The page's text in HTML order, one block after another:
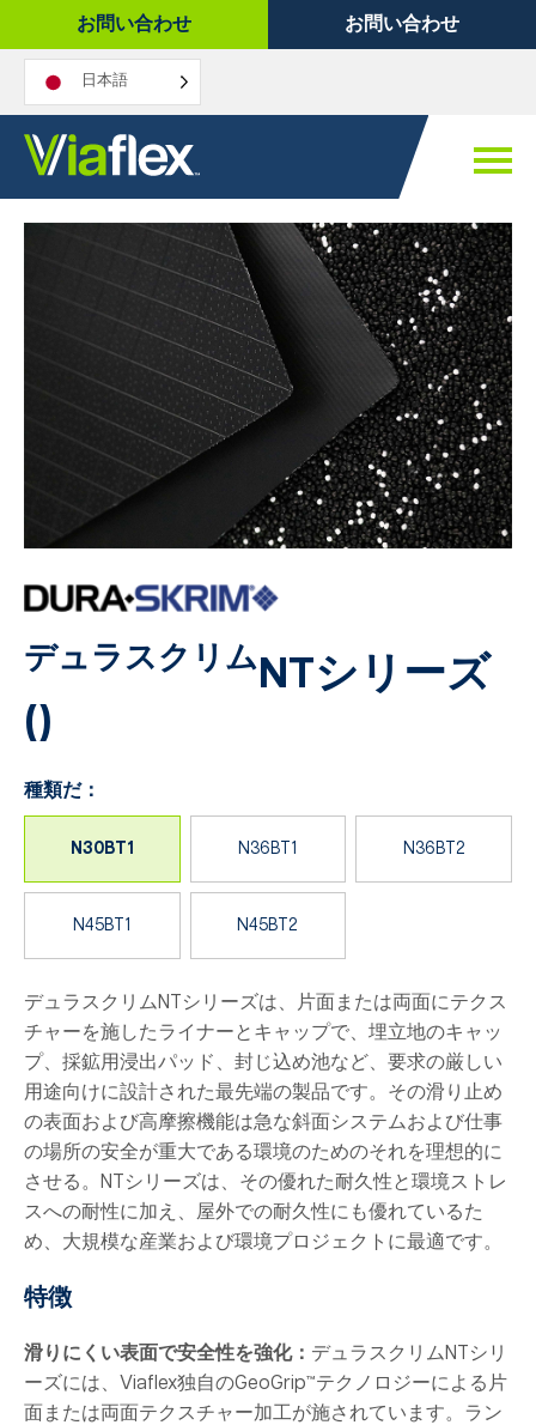
お問い合わせ お問い合わせ
日本語
デュラスクリム NTシリーズ
()
種類だ：
N30BT1 N36BT1 N36BT2
N45BT1 N45BT2
デュラスクリムNTシリーズは、片面または両面にテクス
チャーを施したライナーとキャップで、埋立地のキャッ
プ、採鉱用浸出パッド、封じ込め池など、要求の厳しい
用途向けに設計された最先端の製品です。その滑り止め
の表面および高摩擦機能は急な斜面システムおよび仕事
の場所の安全が重大である環境のためのそれを理想的に
させる。NTシリーズは、その優れた耐久性と環境ストレ
スへの耐性に加え、屋外での耐久性にも優れているた
め、大規模な産業および環境プロジェクトに最適です。
特徴
滑りにくい表面で安全性を強化： デュラスクリムNTシリ
ーズには、Viaflex独自のGeoGrip™テクノロジーによる片
面または両面テクスチャー加工が施されています。ラン